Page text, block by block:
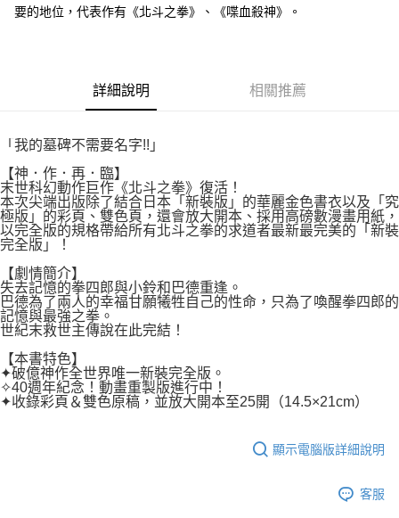
是否繳費成功／繳費後需取消欲退款等相關疑問，請聯繫「AFTEE先享後付
易，需依本服務之必要範圍內提供個人資料，並將交易相關給付款項請求債
https://aftee.tw/terms/#terms3
３．未成年的使用者請事先徵得法定代理人或監護人之同意方可使用
「AFTEE先享後付」，若未經同意申辦者引起之損失，本公司不負相關責
任。
４．使用「AFTEE先享後付」時，將依據個別帳號之用戶狀況，依本公司即
時審查核予不同之上限額度；若仍有額度不足之情形，本公司將視審查結果
請求用戶進行身份認證。
５．嚴禁一人註冊多個帳號或使用他人資訊註冊。若發現惡意使用之情形，
恩沛科技股份有限公司將有權停止該用戶之使用額度並採取法律行動。
每筆NT$80，滿NT$500(含以上)免運費
付款後7-11取貨
宅配
每筆NT$100，滿NT$800(含以上)免運費
國家/地區配送 查看運費
要的地位，代表作有《北斗之拳》、《喋血殺神》。
詳細說明 相關推薦
「我的墓碑不需要名字!!」
【神．作．再．臨】
末世科幻動作巨作《北斗之拳》復活！
本次尖端出版除了結合日本「新裝版」的華麗金色書衣以及「究
極版」的彩頁、雙色頁，還會放大開本、採用高磅數漫畫用紙，
以完全版的規格帶給所有北斗之拳的求道者最新最完美的「新裝
完全版」！
【劇情簡介】
失去記憶的拳四郎與小鈴和巴德重逢。
巴德為了兩人的幸福甘願犧牲自己的性命，只為了喚醒拳四郎的
記憶與最強之拳。
世紀末救世主傳說在此完結！
【本書特色】
✦破億神作全世界唯一新裝完全版。
✧40週年紀念！動畫重製版進行中！
✦收錄彩頁＆雙色原稿，並放大開本至25開（14.5×21cm）
顯示電腦版詳細說明
客服